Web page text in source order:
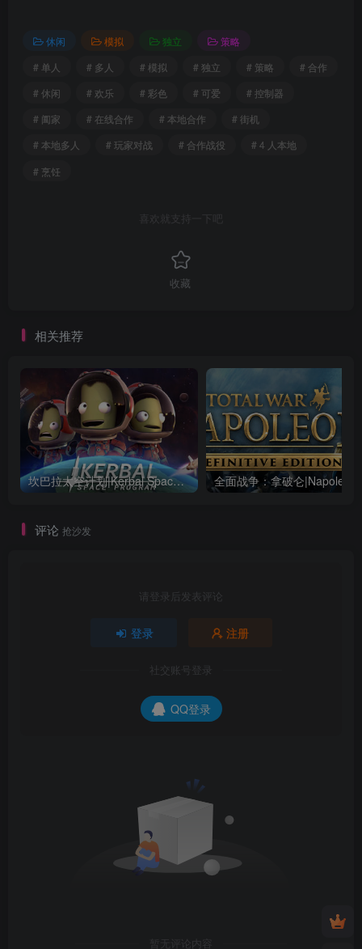
休闲 模拟 独立
策略
# 单人
# 多人 # 模拟 # 独立 # 策略
# 合作
# 休闲
# 欢乐 # 彩色 # 可爱
# 控制器
# 阖家
# 在线合作 # 本地合作
# 街机
# 本地多人
# 玩家对战 # 合作战役
# 4 人本地
# 烹饪
喜欢就支持一下吧
收藏
相关推荐
坎巴拉太空计划|Kerbal Space Program|1.12.5.3190|整合全DLC
评论 抢沙发
请登录后发表评论
登录 注册
社交账号登录
QQ登录
暂无评论内容